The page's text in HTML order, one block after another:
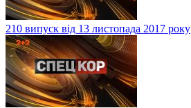
210 випуск від 13 листопада 2017 року